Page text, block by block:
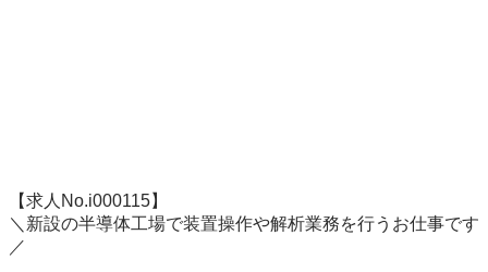
【求人No.i000115】
＼新設の半導体工場で装置操作や解析業務を行うお仕事です
／